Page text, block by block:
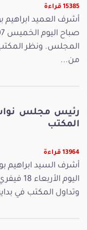
15385 قراءة
أشرف العميد
المجلس. ونظر
من...
رئيس مجلس
المكتب
13964 قراءة
أشرف السيد
وتداول المكتب في